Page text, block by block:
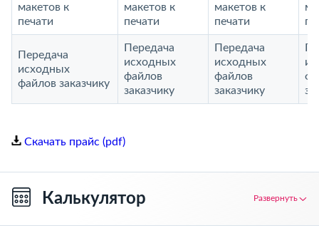
макетов к
печати
макетов к
печати
макетов к
печати
Передача
исходных
файлов заказчику
Передача
исходных
файлов
заказчику
Передача
исходных
файлов
заказчику
Скачать прайс (pdf)
Калькулятор Развернуть